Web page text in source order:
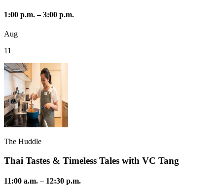
1:00 p.m.–3:00 p.m.
Aug
11
The Huddle
Thai Tastes & Timeless Tales with VC Tang
11:00 a.m.– 12:30 p.m.